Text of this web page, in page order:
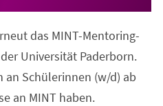
das MINT-Mentoring-
Universität Paderborn.
an Schülerinnen (w/d) ab
an MINT haben.